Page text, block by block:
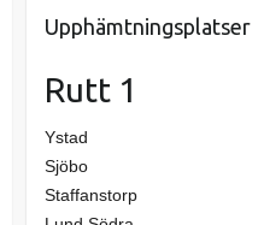
Upphämtningsplatser
Rutt 1
Ystad
Sjöbo
Staffanstorp